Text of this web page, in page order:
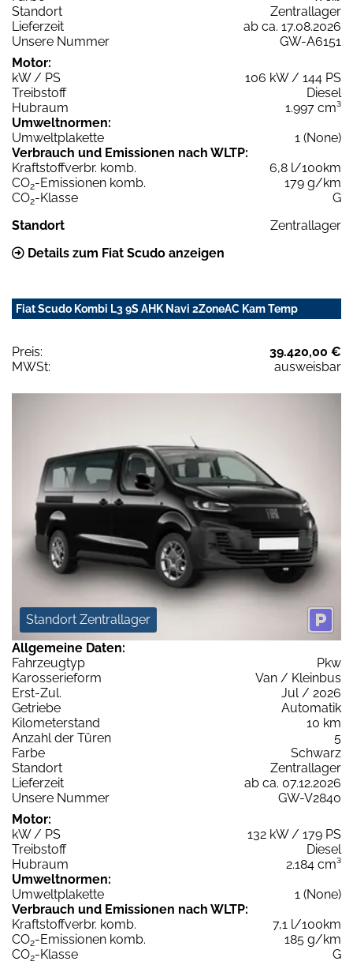
Standort
Zentrallager
Lieferzeit
ab ca. 17.08.2026
Unsere Nummer
GW-A6151
Motor:
kW / PS
106 kW / 144 PS
Treibstoff
Diesel
Hubraum
1.997 cm³
Umweltnormen:
Umweltplakette
1 (None)
Verbrauch und Emissionen nach WLTP:
Kraftstoffverbr. komb.
6,8 l/100km
CO2-Emissionen komb.
179 g/km
CO2-Klasse
G
Standort
Zentrallager
Details zum Fiat Scudo anzeigen
Fiat Scudo Kombi L3 9S AHK Navi 2ZoneAC Kam Temp
Preis:
39.420,00 €
MWSt:
ausweisbar
Standort Zentrallager
Allgemeine Daten:
Fahrzeugtyp
Pkw
Karosserieform
Van / Kleinbus
Erst-Zul.
Jul / 2026
Getriebe
Automatik
Kilometerstand
10 km
Anzahl der Türen
5
Farbe
Schwarz
Standort
Zentrallager
Lieferzeit
ab ca. 07.12.2026
Unsere Nummer
GW-V2840
Motor:
kW / PS
132 kW / 179 PS
Treibstoff
Diesel
Hubraum
2.184 cm³
Umweltnormen:
Umweltplakette
1 (None)
Verbrauch und Emissionen nach WLTP:
Kraftstoffverbr. komb.
7,1 l/100km
CO2-Emissionen komb.
185 g/km
CO2-Klasse
G